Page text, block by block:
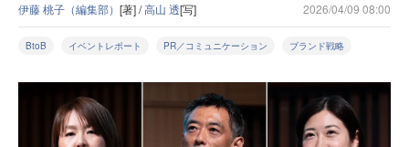
伊藤 桃子（編集部） [著] /高山 透[写] 2026/04/09 08:00
BtoB イベントレポート PR／コミュニケーション ブランド戦略